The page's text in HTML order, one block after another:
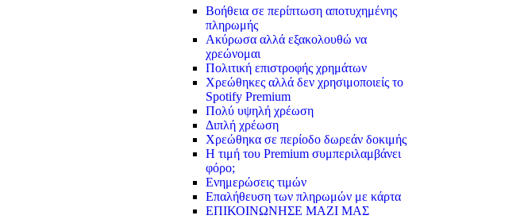
Βοήθεια σε περίπτωση αποτυχημένης
πληρωμής
Ακύρωσα αλλά εξακολουθώ να
χρεώνομαι
Πολιτική επιστροφής χρημάτων
Χρεώθηκες αλλά δεν χρησιμοποιείς το
Spotify Premium
Πολύ υψηλή χρέωση
Διπλή χρέωση
Χρεώθηκα σε περίοδο δωρεάν δοκιμής
Η τιμή του Premium συμπεριλαμβάνει
φόρο;
Ενημερώσεις τιμών
Επαλήθευση των πληρωμών με κάρτα
ΕΠΙΚΟΙΝΩΝΗΣΕ ΜΑΖΙ ΜΑΣ